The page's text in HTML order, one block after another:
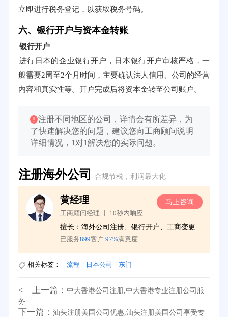
立即进行税务登记，以获取税务号码。
六、银行开户与资本金转账
银行开户
进行日本的企业银行开户，日本银行开户审核严格，一
般需要2周至2个月时间，主要确认法人信用、公司的经营
内容和真实性等。开户完成后将资本金转至公司账户。
注册不同地区的公司，详情会有所差异，为
了快速解决您的问题，建议您向工商顾问说明
详细情况，1对1解决您的实际问题。
注册海外公司 合规节税，利润最大化
黄经理
工商顾问经理 丨 10秒内响应
擅长：海外公司注册、银行开户、工商变更
已服务899客户 97%满意度
马上咨询
相关标签： 流程 日本公司 东门
< 上一篇： 中大香港公司注册,中大香港专业注册公司服
务
下一篇： 汕头注册美国公司优惠,汕头注册美国公司享受专